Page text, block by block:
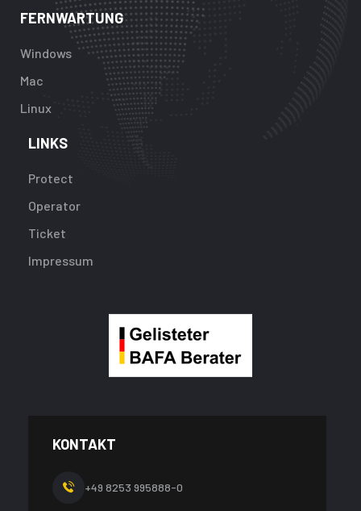
FERNWARTUNG
Windows
Mac
Linux
LINKS
Protect
Operator
Ticket
Impressum
KONTAKT
+49 8253 995888-0